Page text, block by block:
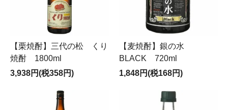
【栗焼酎】三代の松 くり
焼酎 1800ml
3,938円(税358円)
【麦焼酎】銀の水
BLACK 720ml
1,848円(税168円)